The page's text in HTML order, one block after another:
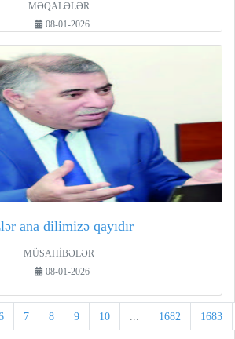
MƏQALƏLƏR
08-01-2026
ana dilimizə qayıdır
MÜSAHİBƏLƏR
08-01-2026
7 8 9 10 ... 1682 1683